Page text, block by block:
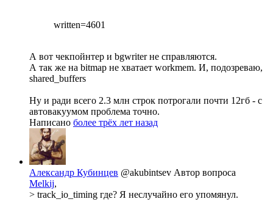
written=4601
А вот чекпойнтер и bgwriter не справляются.
А так же на bitmap не хватает workmem. И, подозреваю,
shared_buffers
Ну и ради всего 2.3 млн строк потрогали почти 12гб - с
автовакуумом проблема точно.
Написано более трёх лет назад
Александр Кубинцев @akubintsev Автор вопроса
Melkij,
> track_io_timing где? Я неслучайно его упомянул.